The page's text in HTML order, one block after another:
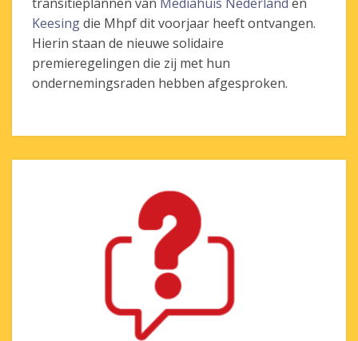
Keesingdie Mhpf dit voorjaar heeft ontvangen.
Hierin staan de nieuwe solidaire
premieregelingen die zij met hun
ondernemingsraden hebben afgesproken.